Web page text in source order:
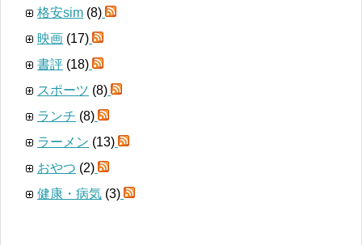
格安sim (8)
映画 (17)
書評 (18)
スポーツ (8)
ランチ (8)
ラーメン (13)
おやつ (2)
健康・病気 (3)